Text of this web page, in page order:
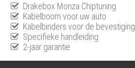
Drakebox Monza Chiptuning
Kabelboom voor uw auto
Kabelbinders voor de bevestiging
Specifieke handleiding
2-jaar garantie